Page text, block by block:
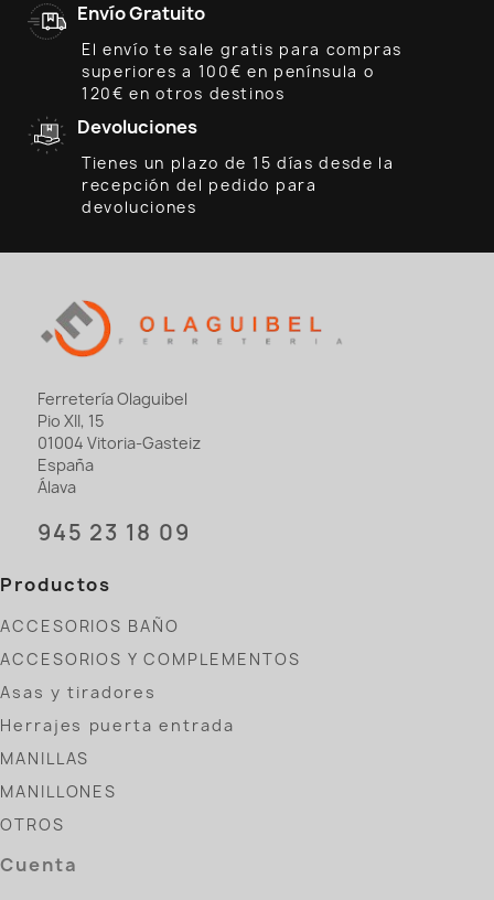
Envío Gratuito
El envío te sale gratis para compras
superiores a 100€ en península o
120€ en otros destinos
Devoluciones
Tienes un plazo de 15 días desde la
recepción del pedido para
devoluciones
Ferretería Olaguibel
Pio XII, 15
01004 Vitoria-Gasteiz
España
Álava
945 23 18 09
Productos
ACCESORIOS BAÑO
ACCESORIOS Y COMPLEMENTOS
Asas y tiradores
Herrajes puerta entrada
MANILLAS
MANILLONES
OTROS
Cuenta